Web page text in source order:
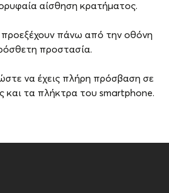
αίσθηση κρατήματος.
πάνω από την οθόνη
προστασία.
ώστε να έχεις πλήρη πρόσβαση σε
και τα πλήκτρα του smartphone.
Apple iPhone 15